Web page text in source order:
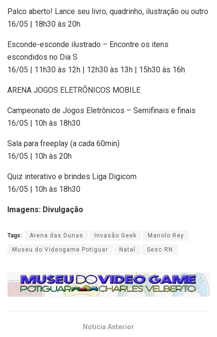
Palco aberto! Lance seu livro, quadrinho, ilustração ou outro
16/05 | 18h30 às 20h
Esconde-esconde ilustrado – Encontre os itens
escondidos no Dia S
16/05 | 11h30 às 12h | 12h30 às 13h | 15h30 às 16h
ARENA JOGOS ELETRÔNICOS MOBILE
Campeonato de Jogos Eletrônicos – Semifinais e finais
16/05 | 10h às 18h30
Sala para freeplay (a cada 60min)
16/05 | 10h às 20h
Quiz interativo e brindes Liga Digicom
16/05 | 10h às 18h30
Imagens: Divulgação
Tags: Arena das Dunas Invasão Geek Manolo Rey
Museu do Videogame Potiguar Natal Sesc RN
Notícia Anterior